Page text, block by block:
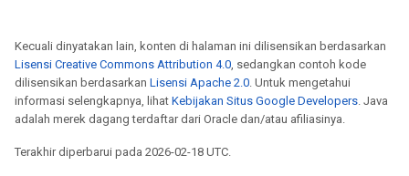
Kecuali dinyatakan lain, konten di halaman ini dilisensikan berdasarkan
Lisensi Creative Commons Attribution 4.0, sedangkan contoh kode
dilisensikan berdasarkan Lisensi Apache 2.0. Untuk mengetahui
informasi selengkapnya, lihat Kebijakan Situs Google Developers. Java
adalah merek dagang terdaftar dari Oracle dan/atau afiliasinya.
Terakhir diperbarui pada 2026-02-18 UTC.